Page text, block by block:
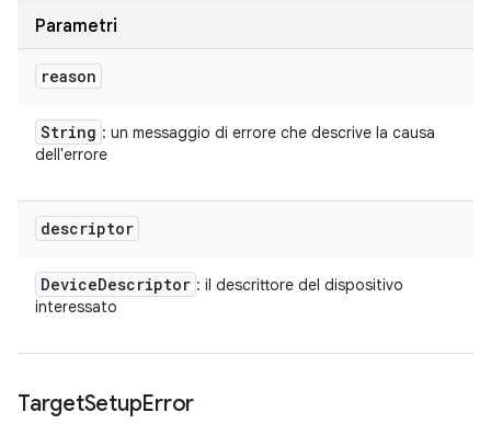
Parametri
reason
String : un messaggio di errore che descrive la causa
dell'errore
descriptor
DeviceDescriptor : il descrittore del dispositivo
interessato
TargetSetupError